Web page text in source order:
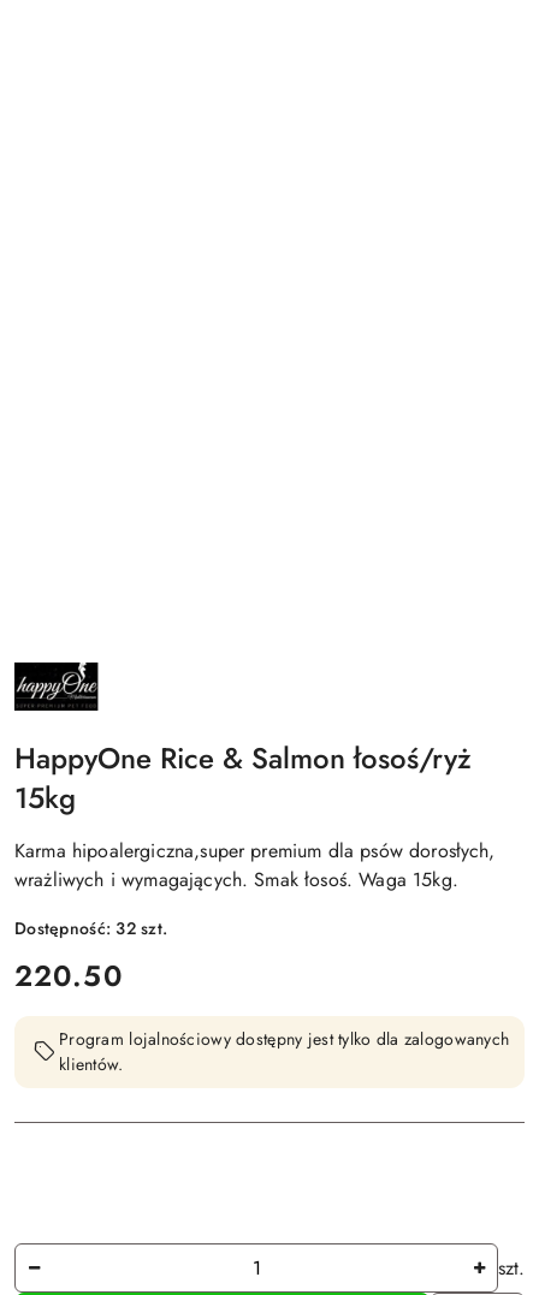
NAZWA
PRODUCENTA:
HAPPYONE
HappyOne Rice & Salmon łosoś/ryż
15kg
Karma hipoalergiczna,super premium dla psów dorosłych,
wrażliwych i wymagających. Smak łosoś. Waga 15kg.
Dostępność:32szt.
cena:
220.50
Program lojalnościowy dostępny jest tylko dla zalogowanych
klientów.
Ilość
szt.